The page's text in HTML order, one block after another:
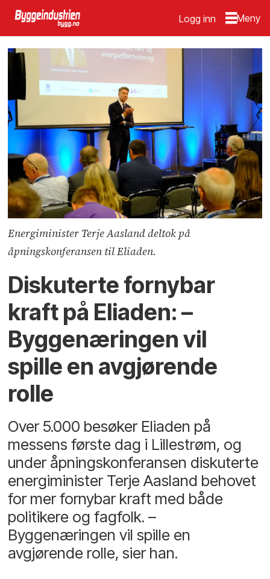
Logg inn
Energiminister Terje Aasland deltok på
åpningskonferansen til Eliaden.
Diskuterte fornybar
kraft på Eliaden: –
Byggenæringen vil
spille en avgjørende
rolle
Over 5.000 besøker Eliaden på
messens første dag i Lillestrøm, og
under åpningskonferansen diskuterte
energiminister Terje Aasland behovet
for mer fornybar kraft med både
politikere og fagfolk. –
Byggenæringen vil spille en
avgjørende rolle, sier han.